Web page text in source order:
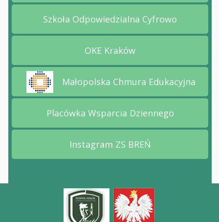
Przejdź na stronę Szkoła
Szkoła Odpowiedzialna Cyfrowo
Przejdź na stronę OKE
OKE Kraków
Przejdź na stronę Małopolska Chmura
Małopolska Chmura Edukacyjna
Przejdź na stronę
Placówka Wsparcia Dziennego
Przejdź na stronę
Instagram ZS BREŃ